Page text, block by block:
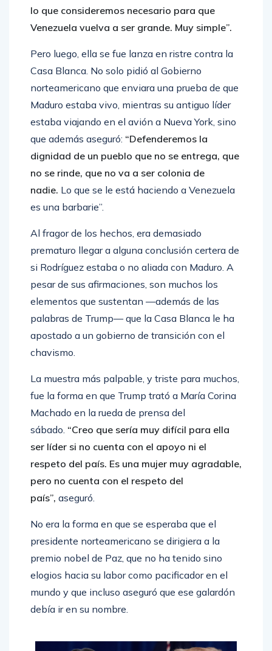
lo que consideremos necesario para que
Venezuela vuelva a ser grande. Muy simple”.
Pero luego, ella se fue lanza en ristre contra la
Casa Blanca. No solo pidió al Gobierno
norteamericano que enviara una prueba de que
Maduro estaba vivo, mientras su antiguo líder
estaba viajando en el avión a Nueva York, sino
que además aseguró: “Defenderemos la
dignidad de un pueblo que no se entrega, que
no se rinde, que no va a ser colonia de
nadie. Lo que se le está haciendo a Venezuela
es una barbarie”.
Al fragor de los hechos, era demasiado
prematuro llegar a alguna conclusión certera de
si Rodríguez estaba o no aliada con Maduro. A
pesar de sus afirmaciones, son muchos los
elementos que sustentan —además de las
palabras de Trump— que la Casa Blanca le ha
apostado a un gobierno de transición con el
chavismo.
La muestra más palpable, y triste para muchos,
fue la forma en que Trump trató a María Corina
Machado en la rueda de prensa del
sábado. “Creo que sería muy difícil para ella
ser líder si no cuenta con el apoyo ni el
respeto del país. Es una mujer muy agradable,
pero no cuenta con el respeto del
país”, aseguró.
No era la forma en que se esperaba que el
presidente norteamericano se dirigiera a la
premio nobel de Paz, que no ha tenido sino
elogios hacia su labor como pacificador en el
mundo y que incluso aseguró que ese galardón
debía ir en su nombre.